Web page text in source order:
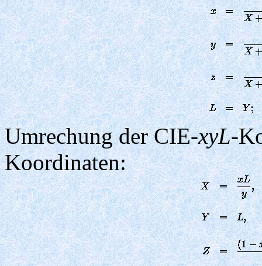
Umrechung der CIE-xyL-
Koordinaten: